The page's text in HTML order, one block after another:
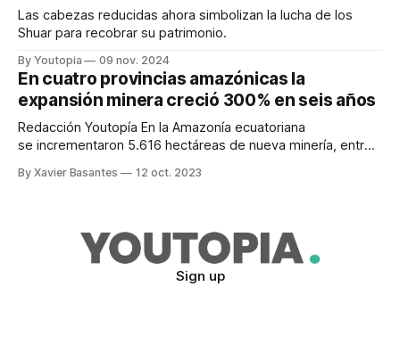
Las cabezas reducidas ahora simbolizan la lucha de los
Shuar para recobrar su patrimonio.
By Youtopia 09 nov. 2024
En cuatro provincias amazónicas la
expansión minera creció 300% en seis años
Redacción Youtopía En la Amazonía ecuatoriana
se incrementaron 5.616 hectáreas de nueva minería, entre
crecimiento del 300%. En total, la actividad minera ya
By Xavier Basantes 12 oct. 2023
Sign up